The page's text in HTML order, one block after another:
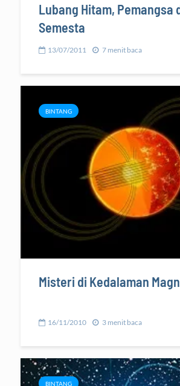
Lubang Hitam, Pemangsa
Semesta
13/07/2011 7 menit baca
BINTANG
Misteri di Kedalaman
16/11/2010 3 menit baca
BINTANG